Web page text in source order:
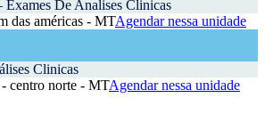
Exames De Analises Clinicas
das américas - MTAgendar nessa unidade
Clinicas
centro norte - MTAgendar nessa unidade